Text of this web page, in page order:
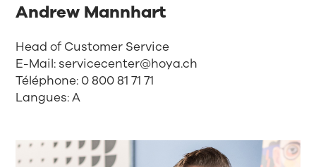
Andrew Mannhart
Head of Customer Service
E-Mail: servicecenter@hoya.ch
Téléphone: 0 800 81 71 71
Langues: A